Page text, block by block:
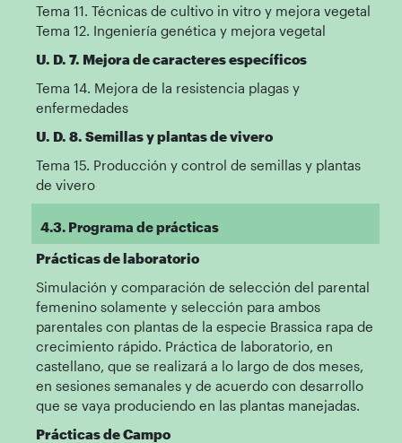
Tema 11. Técnicas de cultivo in vitro y mejora vegetal
Tema 12. Ingeniería genética y mejora vegetal
U. D. 7. Mejora de caracteres específicos
Tema 14. Mejora de la resistencia plagas y
enfermedades
U. D. 8. Semillas y plantas de vivero
Tema 15. Producción y control de semillas y plantas
de vivero
4.3. Programa de prácticas
Prácticas de laboratorio
Simulación y comparación de selección del parental
femenino solamente y selección para ambos
parentales con plantas de la especie Brassica rapa de
crecimiento rápido. Práctica de laboratorio, en
castellano, que se realizará a lo largo de dos meses,
en sesiones semanales y de acuerdo con desarrollo
que se vaya produciendo en las plantas manejadas.
Prácticas de Campo